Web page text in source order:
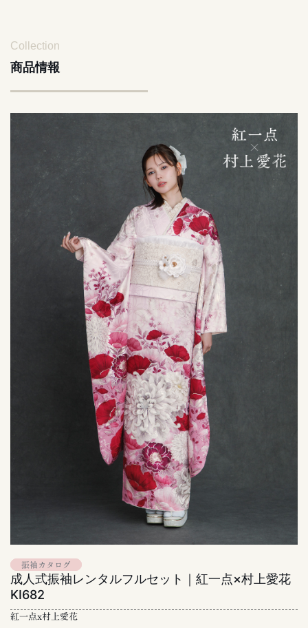
Collection
商品情報
振袖カタログ
成人式振袖レンタルフルセット｜紅一点×村上愛花
KI682
紅一点x村上愛花